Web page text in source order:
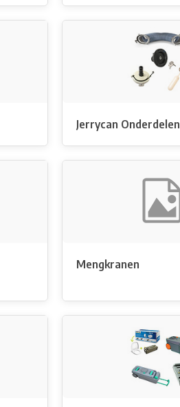
Jerrycan Onderdelen
Mengkranen